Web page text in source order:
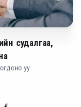
судалгаа,
уу